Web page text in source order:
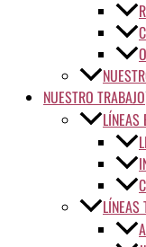
NUESTRO TRABAJO
LÍNEAS
LÍNEAS